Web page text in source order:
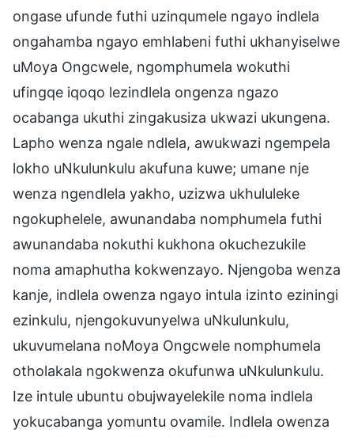
ongase ufunde futhi uzinqumele ngayo indlela
ongahamba ngayo emhlabeni futhi ukhanyiselwe
uMoya Ongcwele, ngomphumela wokuthi
ufingqe iqoqo lezindlela ongenza ngazo
ocabanga ukuthi zingakusiza ukwazi ukungena.
Lapho wenza ngale ndlela, awukwazi ngempela
lokho uNkulunkulu akufuna kuwe; umane nje
wenza ngendlela yakho, uzizwa ukhululeke
ngokuphelele, awunandaba nomphumela futhi
awunandaba nokuthi kukhona okuchezukile
noma amaphutha kokwenzayo. Njengoba wenza
kanje, indlela owenza ngayo intula izinto eziningi
ezinkulu, njengokuvunyelwa uNkulunkulu,
ukuvumelana noMoya Ongcwele nomphumela
otholakala ngokwenza okufunwa uNkulunkulu.
Ize intule ubuntu obujwayelekile noma indlela
yokucabanga yomuntu ovamile. Indlela owenza